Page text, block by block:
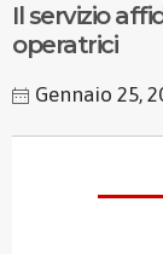
Il servizio
operatrici
Gennaio 25,